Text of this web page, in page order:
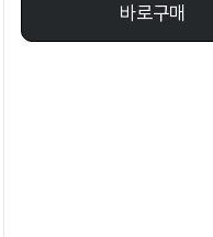
바로구매